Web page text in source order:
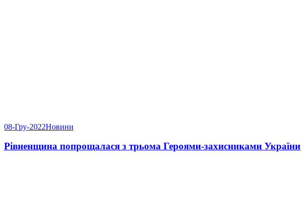
08-Гру-2022Новини
Рівненщина попрощалася з трьома Героями-захисниками України